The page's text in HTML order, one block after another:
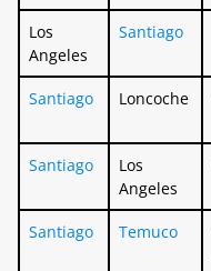
Los
Angeles
Santiago
Santiago Loncoche
Santiago
Los
Angeles
Santiago Temuco